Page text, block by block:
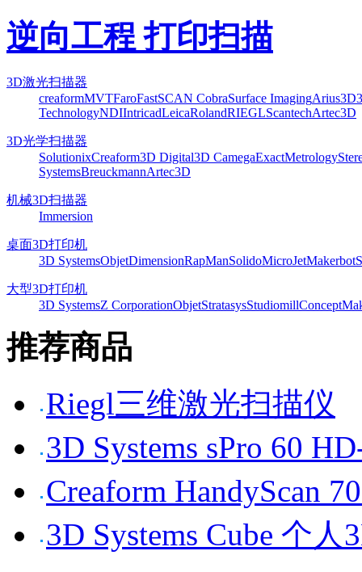
逆向工程 打印扫描
3D激光扫描器
creaformMVTFaroFastSCAN CobraSurface ImagingArius3D
TechnologyNDIIntricadLeicaRolandRIEGLScantechArtec3D
3D光学扫描器
SolutionixCreaform3D Digital3D CamegaExactMetrology
SystemsBreuckmannArtec3D
机械3D扫描器
Immersion
桌面3D打印机
3D SystemsObjetDimensionRapManSolidoMicroJetMakerbot
大型3D打印机
3D SystemsZ CorporationObjetStratasysStudiomillConcept
推荐商品
Riegl三维激光扫描仪
3D Systems sPro 60
Creaform HandyScan
3D Systems Cube 个人